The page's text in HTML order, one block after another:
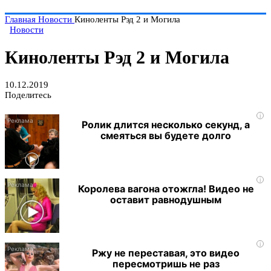
Главная Новости Киноленты Рэд 2 и Могила
Новости
Киноленты Рэд 2 и Могила
10.12.2019
Поделитесь
i
Ролик длится несколько секунд, а
смеяться вы будете долго
i
Королева вагона отожгла! Видео не
оставит равнодушным
i
Ржу не переставая, это видео
пересмотришь не раз